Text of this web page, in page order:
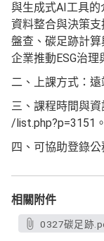
與生成式AI工具的
資料整合與決策
盤查、碳足跡計
企業推動ESG治理
二、上課方式：
三、課程時間與
/list.php?p=3151。
四、可協助登錄
相關附件
0327碳足跡